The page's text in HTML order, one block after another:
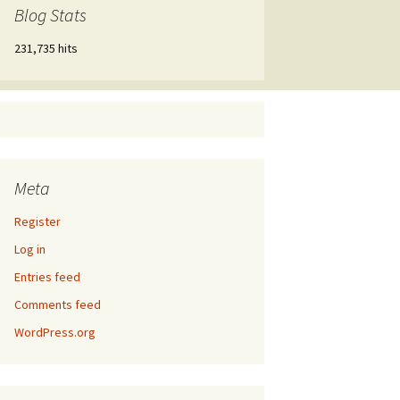
Blog Stats
231,735 hits
Meta
Register
Log in
Entries feed
Comments feed
WordPress.org